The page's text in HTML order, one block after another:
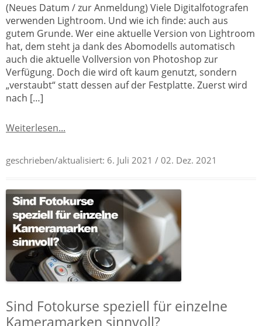
(Neues Datum / zur Anmeldung) Viele Digitalfotografen
verwenden Lightroom. Und wie ich finde: auch aus
gutem Grunde. Wer eine aktuelle Version von Lightroom
hat, dem steht ja dank des Abomodells automatisch
auch die aktuelle Vollversion von Photoshop zur
Verfügung. Doch die wird oft kaum genutzt, sondern
„verstaubt“ statt dessen auf der Festplatte. Zuerst wird
nach […]
Weiterlesen...
geschrieben/aktualisiert: 6. Juli 2021 / 02. Dez. 2021
Sind Fotokurse speziell für einzelne
Kameramarken sinnvoll?